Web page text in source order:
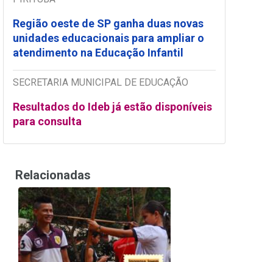
Região oeste de SP ganha duas novas
unidades educacionais para ampliar o
atendimento na Educação Infantil
SECRETARIA MUNICIPAL DE EDUCAÇÃO
Resultados do Ideb já estão disponíveis
para consulta
Relacionadas